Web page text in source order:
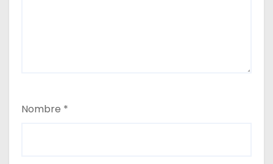
Nombre *